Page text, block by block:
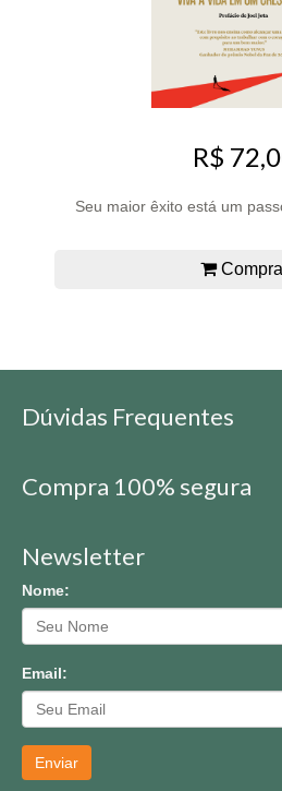
R$
Seu maior êxito está um
Dúvidas Frequentes
Compra 100% segura
Newsletter
Nome:
Email:
Enviar